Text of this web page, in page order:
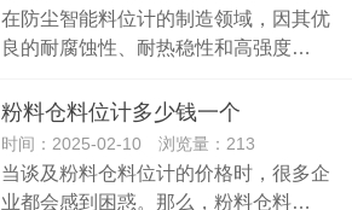
在防尘智能料位计的制造领域，因其优
良的耐腐蚀性、耐热稳性和高强度…
粉料仓料位计多少钱一个
时间：2025-02-10 浏览量：213
当谈及粉料仓料位计的价格时，很多企
业都会感到困惑。那么，粉料仓料…